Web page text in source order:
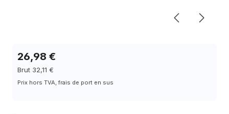
26,98 €
Brut 32,11 €
Prix hors TVA, frais de port en sus